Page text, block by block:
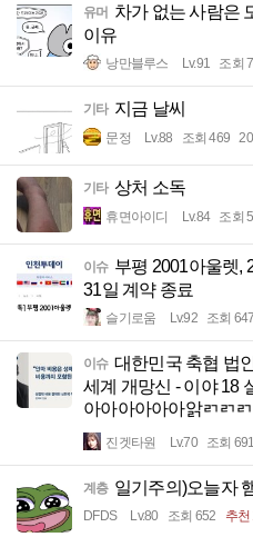
유머 차가 없는 사람은
이유
낭만블루스 Lv.91 조회
기타 지금 날씨
문정 Lv.88 조회 469
기타 상처 소독
휴면아이디 Lv.84 조회
이슈 부평 2001아울렛,
31일 계약 종료
슬기로움 Lv.92 조회 647
이슈 대한민국 축협 법
세계 개망신 - 이야 18
아아아아아아앍ㄺㄺ
진겟타원 Lv.70 조회 691
계층 일기주의)오늘자
DFDS Lv.80 조회 652 추천